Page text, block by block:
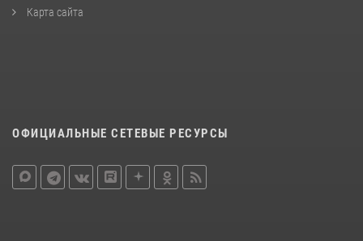
Карта сайта
ОФИЦИАЛЬНЫЕ СЕТЕВЫЕ РЕСУРСЫ